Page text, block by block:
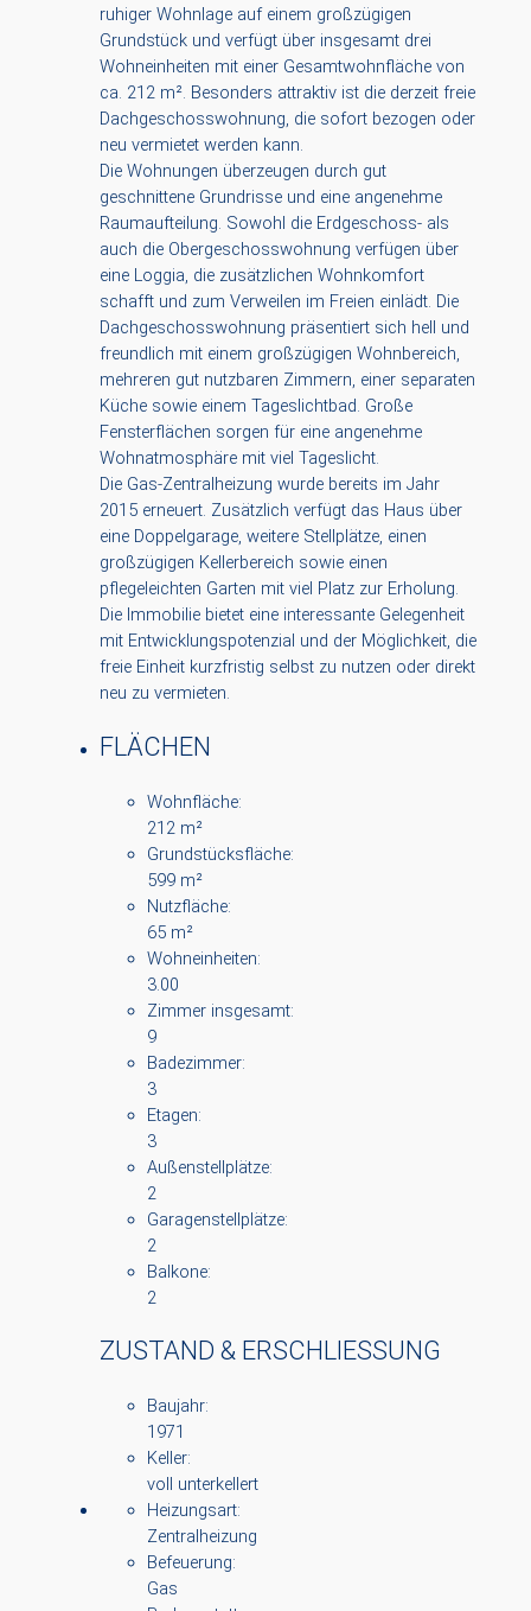
ruhiger Wohnlage auf einem großzügigen
Grundstück und verfügt über insgesamt drei
Wohneinheiten mit einer Gesamtwohnfläche von
ca. 212 m². Besonders attraktiv ist die derzeit freie
Dachgeschosswohnung, die sofort bezogen oder
neu vermietet werden kann.
Die Wohnungen überzeugen durch gut
geschnittene Grundrisse und eine angenehme
Raumaufteilung. Sowohl die Erdgeschoss- als
auch die Obergeschosswohnung verfügen über
eine Loggia, die zusätzlichen Wohnkomfort
schafft und zum Verweilen im Freien einlädt. Die
Dachgeschosswohnung präsentiert sich hell und
freundlich mit einem großzügigen Wohnbereich,
mehreren gut nutzbaren Zimmern, einer separaten
Küche sowie einem Tageslichtbad. Große
Fensterflächen sorgen für eine angenehme
Wohnatmosphäre mit viel Tageslicht.
Die Gas-Zentralheizung wurde bereits im Jahr
2015 erneuert. Zusätzlich verfügt das Haus über
eine Doppelgarage, weitere Stellplätze, einen
großzügigen Kellerbereich sowie einen
pflegeleichten Garten mit viel Platz zur Erholung.
Die Immobilie bietet eine interessante Gelegenheit
mit Entwicklungspotenzial und der Möglichkeit, die
freie Einheit kurzfristig selbst zu nutzen oder direkt
neu zu vermieten.
FLÄCHEN
Wohnfläche:
212 m²
Grundstücksfläche:
599 m²
Nutzfläche:
65 m²
Wohneinheiten:
3.00
Zimmer insgesamt:
9
Badezimmer:
3
Etagen:
3
Außenstellplätze:
2
Garagenstellplätze:
2
Balkone:
2
ZUSTAND & ERSCHLIESSUNG
Baujahr:
1971
Keller:
voll unterkellert
Heizungsart:
Zentralheizung
Befeuerung:
Gas